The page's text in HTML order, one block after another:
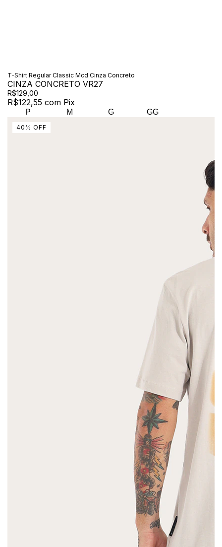
T-Shirt Regular Classic Mcd Cinza Concreto
CINZA CONCRETO VR27
R$129,00
R$122,55 com Pix
P M G GG
40 % OFF